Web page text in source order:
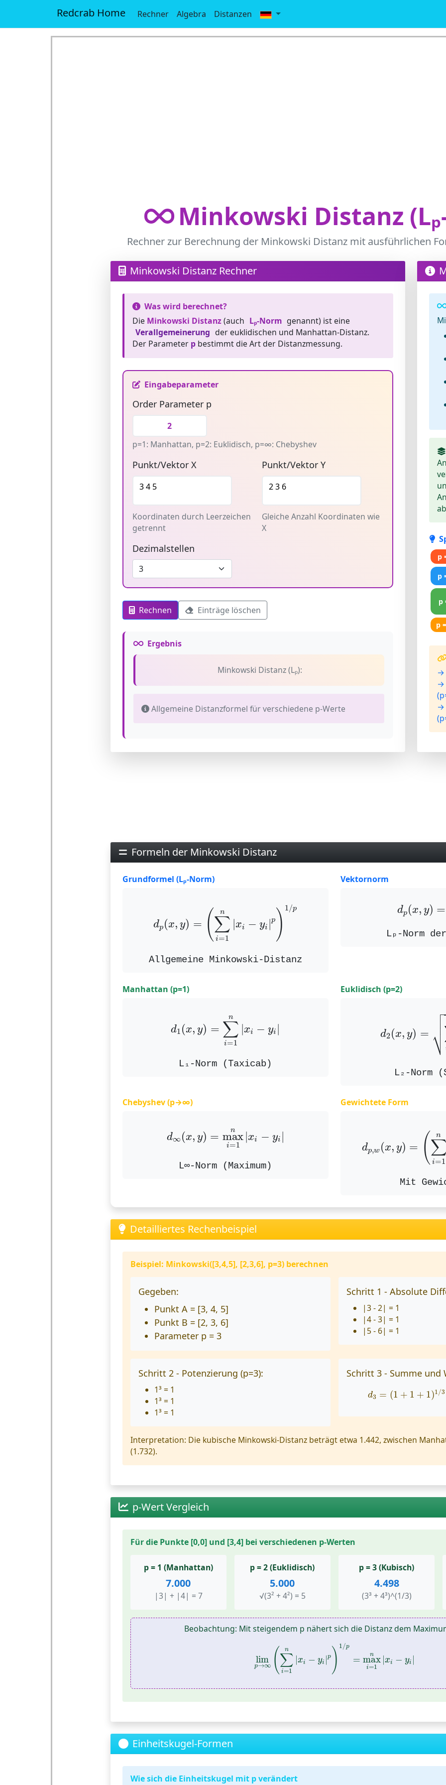
Redcrab Home Rechner Algebra Distanzen
Minkowski Distanz
Rechner zur Berechnung der Minkowski Distanz mit ausführlichen
Minkowski Distanz Rechner
Was wird berechnet?
Die Minkowski Distanz(auch Lₚ-Norm genannt) ist eine
Verallgemeinerung der euklidischen und Manhattan-Distanz.
Der Parameter pbestimmt die Art der Distanzmessung.
Eingabeparameter
Order Parameter p
p=1: Manhattan, p=2: Euklidisch, p=∞: Chebyshev
Punkt/Vektor X
Koordinaten durch Leerzeichen
getrennt
Punkt/Vektor Y
Gleiche Anzahl Koordinaten wie
X
Dezimalstellen
Rechnen Einträge löschen
Ergebnis
Minkowski Distanz (Lₚ):
Allgemeine Distanzformel für verschiedene p-Werte
p
p
p
p
→
→
→
Formeln der Minkowski Distanz
Grundformel (Lₚ-Norm)
dp(x, y) = ( n
∑
i=1
xi − yi |p ) 1/p
yi|
Allgemeine Minkowski-Distanz
Vektornorm
dp (x, y) =
d p( ,y
Lₚ-Norm
Manhattan (p=1)
d1 (x, y) =
n
∑
i=1
|xi − yi |
∑
L₁-Norm (Taxicab)
Euklidisch (p=2)
d2(x, y) = 


⎷
∑
L₂-Norm
Chebyshev (p→∞)
d∞(x, y) = n
max
i=1
|xi − yi |
max
L∞-Norm (Maximum)
Gewichtete Form
dp,w (x, y) = ( n
∑
i=1
Mit
Detailliertes Rechenbeispiel
Beispiel: Minkowski([3,4,5], [2,3,6], p=3) berechnen
Gegeben:
Punkt A = [3, 4, 5]
Punkt B = [2, 3, 6]
Parameter p = 3
Schritt 1 - Absolute
|3 - 2| = 1
|4 - 3| = 1
|5 - 6| = 1
Schritt 2 - Potenzierung (p=3):
1³ = 1
1³ = 1
1³ = 1
Schritt 3 - Summe und
d3 = (1 + 1 + 1)1/3
=( 1 )1/ 3=
Interpretation: Die kubische Minkowski-Distanz beträgt etwa 1.442, zwischen
(1.732).
p-Wert Vergleich
Für die Punkte [0,0] und [3,4] bei verschiedenen p-Werten
p = 1 (Manhattan)
7.000
|3| + |4| = 7
p = 2 (Euklidisch)
5.000
√(3² + 4²) = 5
p = 3 (Kubisch)
4.498
(3³ + 4³)^(1/3)
Beobachtung: Mit steigendem p nähert sich die Distanz dem
lim
p→∞ ( n
∑
i=1
xi − yi |p ) 1/p
= n
max
i=1
xi − yi
→ i −yi|
Einheitskugel-Formen
Wie sich die Einheitskugel mit p verändert